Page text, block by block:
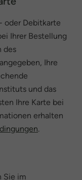
oder Debitkarte
Ihrer Bestellung
des
Ihre
und das
Ihre Karte bei
erhalten
.
Sie im